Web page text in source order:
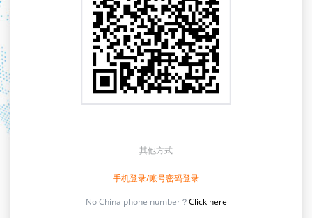
其他方式
手机登录/账号密码登录
No China phone number？Click here